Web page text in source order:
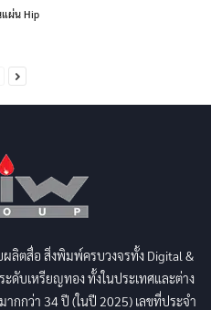
แผ่น Hip
ลิตสื่อ สิ่งพิมพ์ครบวงจรทั้ง Digital &
ดับเหรียญทอง ทั้งในประเทศและต่าง
กกว่า 34 ปี (ในปี 2025) เลขที่ประจำ